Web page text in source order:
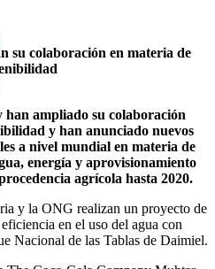
su colaboración en materia de
ampliado su colaboración
y han anunciado nuevos
a nivel mundial en materia de
energía y aprovisionamiento
agrícola hasta 2020.
y la ONG realizan un proyecto de
en el uso del agua con
Nacional de las Tablas de Daimiel.